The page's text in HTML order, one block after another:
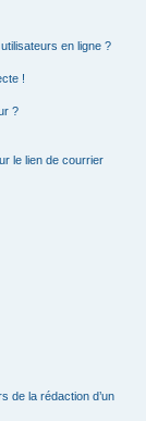
en ligne ?
!
?
le lien de courrier
de la rédaction d’un